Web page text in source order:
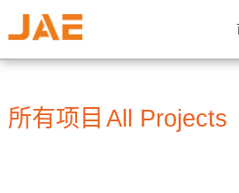
所有项目 All Projects